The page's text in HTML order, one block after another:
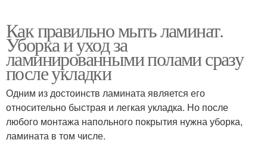
Как правильно мыть ламинат.
Уборка и уход за
ламинированными полами сразу
после укладки
Одним из достоинств ламината является его
относительно быстрая и легкая укладка. Но после
любого монтажа напольного покрытия нужна уборка,
ламината в том числе.